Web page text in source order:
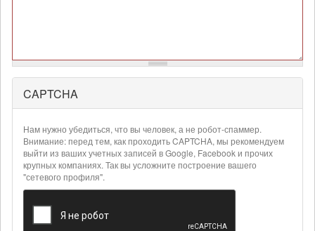
Более
подробная
информация
текстовых
форматах
CAPTCHA
Нам нужно убедиться, что вы человек, а не робот-спаммер.
Внимание: перед тем, как проходить CAPTCHA, мы рекомендуем
выйти из ваших учетных записей в Google, Facebook и прочих
крупных компаниях. Так вы усложните построение вашего
"сетевого профиля".